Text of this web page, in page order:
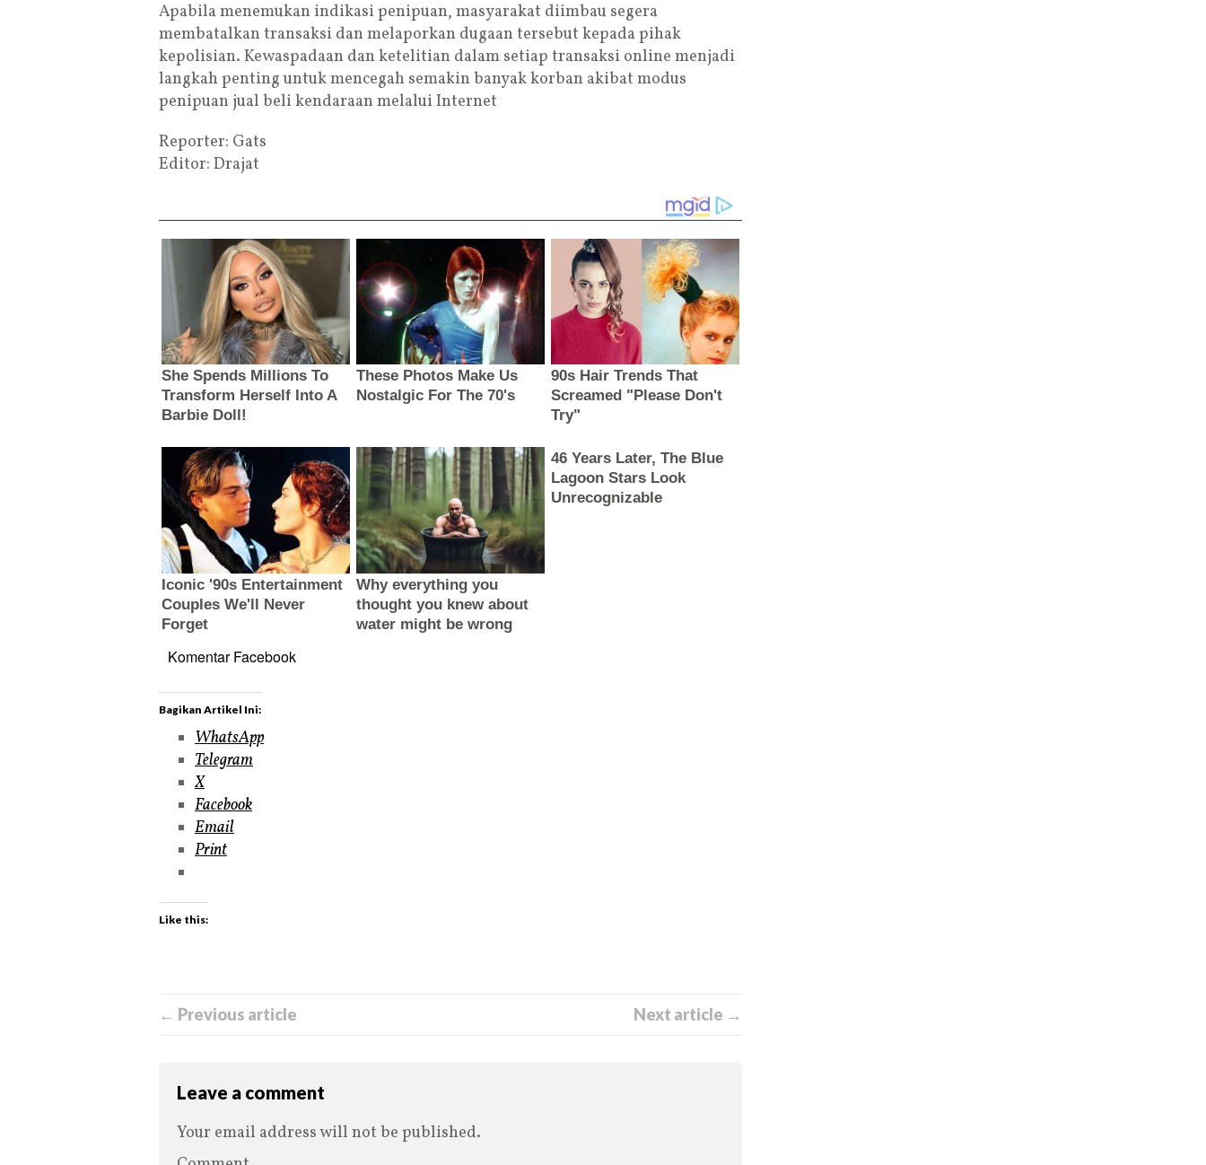
Apabila menemukan indikasi penipuan, masyarakat diimbau segera
membatalkan transaksi dan melaporkan dugaan tersebut kepada pihak
kepolisian. Kewaspadaan dan ketelitian dalam setiap transaksi online menjadi
langkah penting untuk mencegah semakin banyak korban akibat modus
penipuan jual beli kendaraan melalui Internet
Reporter: Gats
Editor: Drajat
Komentar Facebook
Bagikan Artikel Ini:
WhatsApp
Telegram
X
Facebook
Email
Print
Like this:
← Previous article Next article →
Leave a comment
Your email address will not be published.